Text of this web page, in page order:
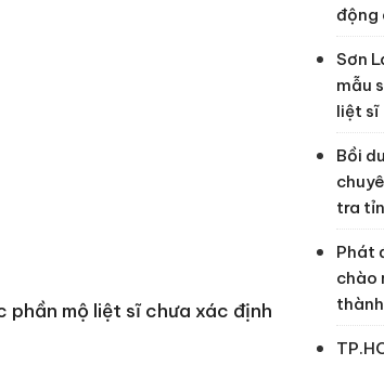
phần mộ liệt sĩ chưa xác định
động
Sơn
mẫu
liệt sĩ
Bồi
tra
Phát
chào